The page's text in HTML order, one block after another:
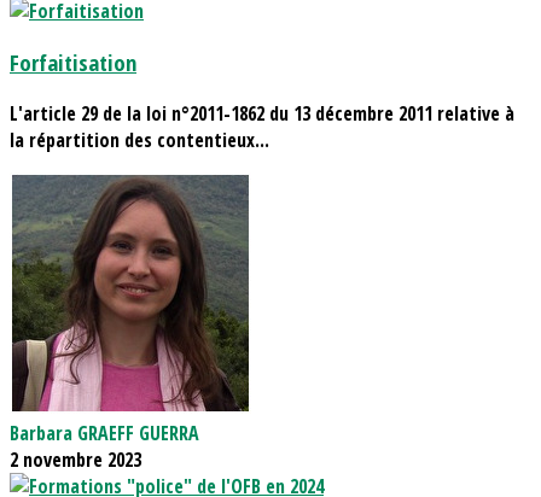
Forfaitisation
L'article 29 de la loi n°2011-1862 du 13 décembre 2011 relative à
la répartition des contentieux...
Barbara GRAEFF GUERRA
2 novembre 2023